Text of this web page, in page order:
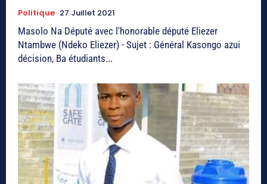
Politique 27 Juillet 2021
Masolo Na Député avec l'honorable député Eliezer
Ntambwe (Ndeko Eliezer) - Sujet : Général Kasongo azui
décision, Ba étudiants...